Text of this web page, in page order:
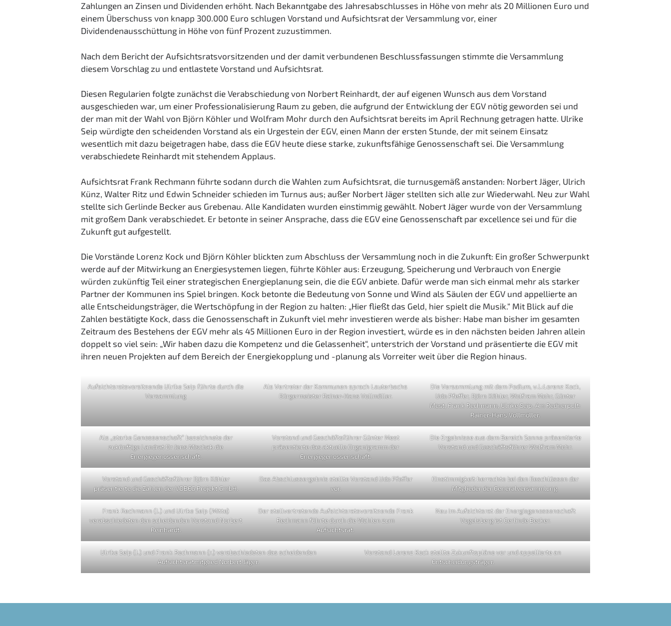
Zahlungen an Zinsen und Dividenden erhöht. Nach Bekanntgabe des Jahresabschlusses in Höhe von mehr als 20 Millionen Euro und
einem Überschuss von knapp 300.000 Euro schlugen Vorstand und Aufsichtsrat der Versammlung vor, einer
Dividendenausschüttung in Höhe von fünf Prozent zuzustimmen.
Nach dem Bericht der Aufsichtsratsvorsitzenden und der damit verbundenen Beschlussfassungen stimmte die Versammlung
diesem Vorschlag zu und entlastete Vorstand und Aufsichtsrat.
Diesen Regularien folgte zunächst die Verabschiedung von Norbert Reinhardt, der auf eigenen Wunsch aus dem Vorstand
ausgeschieden war, um einer Professionalisierung Raum zu geben, die aufgrund der Entwicklung der EGV nötig geworden sei und
der man mit der Wahl von Björn Köhler und Wolfram Mohr durch den Aufsichtsrat bereits im April Rechnung getragen hatte. Ulrike
Seip würdigte den scheidenden Vorstand als ein Urgestein der EGV, einen Mann der ersten Stunde, der mit seinem Einsatz
wesentlich mit dazu beigetragen habe, dass die EGV heute diese starke, zukunftsfähige Genossenschaft sei. Die Versammlung
verabschiedete Reinhardt mit stehendem Applaus.
Aufsichtsrat Frank Rechmann führte sodann durch die Wahlen zum Aufsichtsrat, die turnusgemäß anstanden: Norbert Jäger, Ulrich
Künz, Walter Ritz und Edwin Schneider schieden im Turnus aus; außer Norbert Jäger stellten sich alle zur Wiederwahl. Neu zur Wahl
stellte sich Gerlinde Becker aus Grebenau. Alle Kandidaten wurden einstimmig gewählt. Nobert Jäger wurde von der Versammlung
mit großem Dank verabschiedet. Er betonte in seiner Ansprache, dass die EGV eine Genossenschaft par excellence sei und für die
Zukunft gut aufgestellt.
Die Vorstände Lorenz Kock und Björn Köhler blickten zum Abschluss der Versammlung noch in die Zukunft: Ein großer Schwerpunkt
werde auf der Mitwirkung an Energiesystemen liegen, führte Köhler aus: Erzeugung, Speicherung und Verbrauch von Energie
würden zukünftig Teil einer strategischen Energieplanung sein, die die EGV anbiete. Dafür werde man sich einmal mehr als starker
Partner der Kommunen ins Spiel bringen. Kock betonte die Bedeutung von Sonne und Wind als Säulen der EGV und appellierte an
alle Entscheidungsträger, die Wertschöpfung in der Region zu halten: „Hier fließt das Geld, hier spielt die Musik.“ Mit Blick auf die
Zahlen bestätigte Kock, dass die Genossenschaft in Zukunft viel mehr investieren werde als bisher: Habe man bisher im gesamten
Zeitraum des Bestehens der EGV mehr als 45 Millionen Euro in der Region investiert, würde es in den nächsten beiden Jahren allein
doppelt so viel sein: „Wir haben dazu die Kompetenz und die Gelassenheit“, unterstrich der Vorstand und präsentierte die EGV mit
ihren neuen Projekten auf dem Bereich der Energiekopplung und -planung als Vorreiter weit über die Region hinaus.
Aufsichtsratsvorsitzende Ulrike Seip führte durch die
Versammlung
Als Vertreter der Kommunen sprach Lauterbachs
Bürgermeister Rainer-Hans Vollmöller.
Die Versammlung mit dem Podium, v.l.:Lorenz Kock,
Udo Pfeffer, Björn Köhler, Wolfram Mohr, Günter
Mest, Frank Rechmann, Ulrike Seip. Am Rednerpult:
Rainer-Hans Vollmöller.
Als „starke Genossenschaft“ bezeichnete der
zukünftige Landrat Dr Jens Mischak die
Energiegenossenschaft.
Vorstand und Geschäftsführer Günter Mest
präsentierte das aktuelle Organigramm der
Energiegenossenschaft.
Die Ergebnisse aus dem Bereich Sonne präsentierte
Vorstand und Geschäftsführer Wolfram Mohr.
Vorstand und Geschäftsführer Björn Köhler
präsentierte die Zahlen der VOBEG Projekt GmbH.
Das Abschlussergebnis stellte Vorstand Udo Pfeffer
vor.
Einstimmigkeit herrschte bei den Beschlüssen der
Mitglieder der Generalversammlung.
Frank Rechmann (l.) und Ulrike Seip (Mitte)
verabschiedeten den scheidenden Vorstand Norbert
Reinhardt.
Der stellvertretende Aufsichtsratsvorsitzende Frank
Rechmann führte durch die Wahlen zum
Aufsichtsrat.
Neu im Aufsichtsrat der Energiegenossenschaft
Vogelsberg ist Gerlinde Becker.
Ulrike Seip (l.) und Frank Rechmann (r.) verabschiedeten das scheidenden
Aufsichtsratmitglied Norbert Jäger.
Vorstand Lorenz Kock stellte Zukunftspläne vor und appellierte an
Entscheidungsträger.